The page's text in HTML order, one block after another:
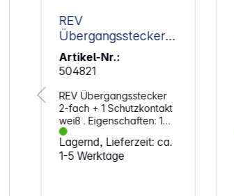
REV
Übergangsstecker
2-fach + 1
Schutzkontakt weiß
Artikel-Nr.:
504821
REV Übergangsstecker
2-fach + 1 Schutzkontakt
weiß . Eigenschaften: 1
Schutzkontakt- und 2
Eurosteckdosen 16 A,
250 V~, 3500 W
Lagernd, Lieferzeit: ca.
1-5 Werktage